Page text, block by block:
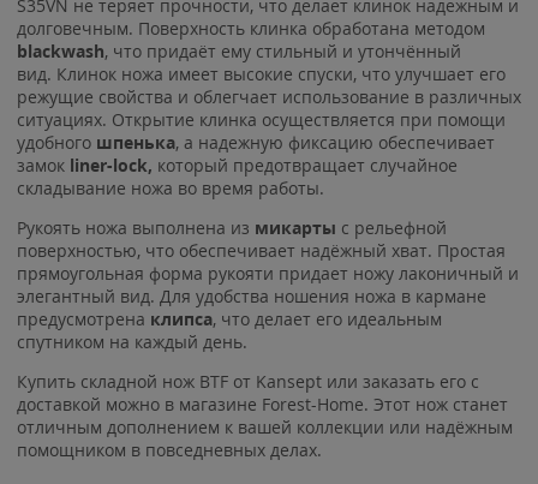
S35VN не теряет прочности, что делает клинок надежным и
долговечным. Поверхность клинка обработана методом
blackwash, что придаёт ему стильный и утончённый
вид. Клинок ножа имеет высокие спуски, что улучшает его
режущие свойства и облегчает использование в различных
ситуациях. Открытие клинка осуществляется при помощи
удобного шпенька, а надежную фиксацию обеспечивает
замок liner-lock, который предотвращает случайное
складывание ножа во время работы.
Рукоять ножа выполнена из микарты с рельефной
поверхностью, что обеспечивает надёжный хват. Простая
прямоугольная форма рукояти придает ножу лаконичный и
элегантный вид. Для удобства ношения ножа в кармане
предусмотрена клипса, что делает его идеальным
спутником на каждый день.
Купить складной нож BTF от Kansept или заказать его с
доставкой можно в магазине Forest-Home. Этот нож станет
отличным дополнением к вашей коллекции или надёжным
помощником в повседневных делах.